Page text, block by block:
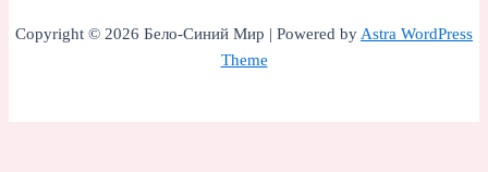
Copyright © 2026 Бело-Синий Мир | Powered byAstra WordPress
Theme